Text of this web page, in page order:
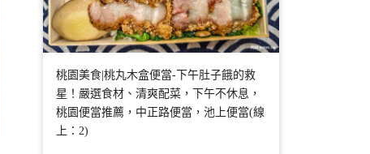
桃園美食|桃丸木盒便當-下午肚子餓的救
星！嚴選食材、清爽配菜，下午不休息，
桃園便當推薦，中正路便當，池上便當(線
上：2)